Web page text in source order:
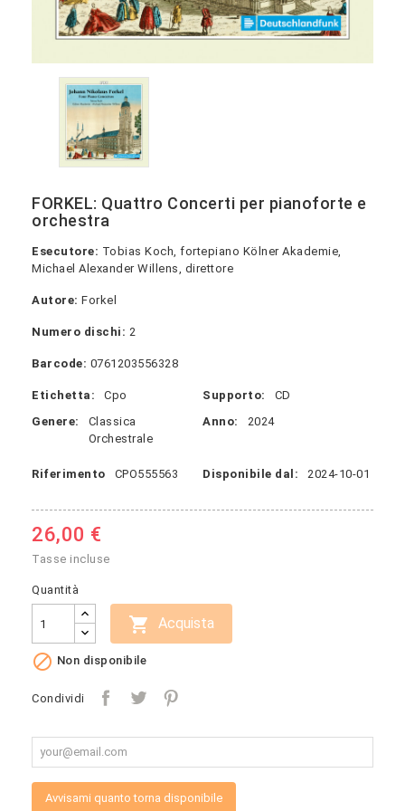
FORKEL: Quattro Concerti per pianoforte e
orchestra
Esecutore: Tobias Koch, fortepiano Kölner Akademie,
Michael Alexander Willens, direttore
Autore: Forkel
Numero dischi: 2
Barcode: 0761203556328
Etichetta: Cpo Supporto:
CD
Genere:
Classica
Orchestrale
Anno: 2024
Riferimento CPO555563 Disponibile dal: 2024-10-01
26,00 €
Tasse incluse
Quantità
 Acquista
 Non disponibile
Condividi
Avvisami quanto torna disponibile